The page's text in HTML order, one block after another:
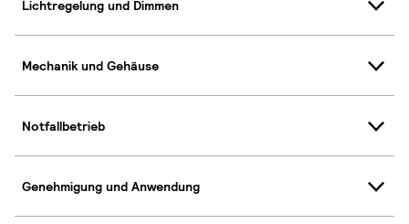
Lichtregelung und Dimmen
Mechanik und Gehäuse
Notfallbetrieb
Genehmigung und Anwendung